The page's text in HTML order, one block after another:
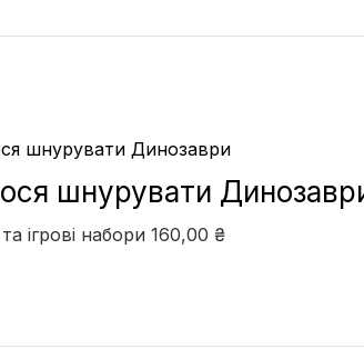
шнурувати
ігрові набори 160,00 ₴